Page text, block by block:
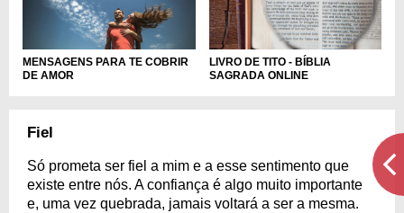
MENSAGENS PARA TE COBRIR
DE AMOR
LIVRO DE TITO - BÍBLIA
SAGRADA ONLINE
Fiel
Só prometa ser fiel a mim e a esse sentimento que
existe entre nós. A confiança é algo muito importante
e, uma vez quebrada, jamais voltará a ser a mesma.